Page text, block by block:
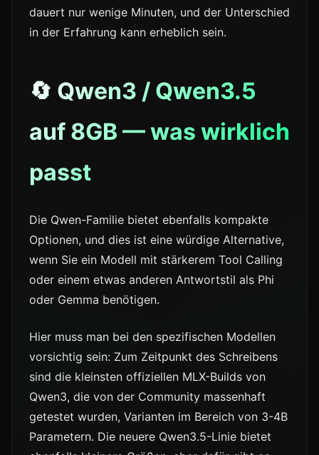
dauert nur wenige Minuten, und der Unterschied
in der Erfahrung kann erheblich sein.
🔄 Qwen3 / Qwen3.5
auf 8GB — was wirklich
passt
Die Qwen-Familie bietet ebenfalls kompakte
Optionen, und dies ist eine würdige Alternative,
wenn Sie ein Modell mit stärkerem Tool Calling
oder einem etwas anderen Antwortstil als Phi
oder Gemma benötigen.
Hier muss man bei den spezifischen Modellen
vorsichtig sein: Zum Zeitpunkt des Schreibens
sind die kleinsten offiziellen MLX-Builds von
Qwen3, die von der Community massenhaft
getestet wurden, Varianten im Bereich von 3-4B
Parametern. Die neuere Qwen3.5-Linie bietet